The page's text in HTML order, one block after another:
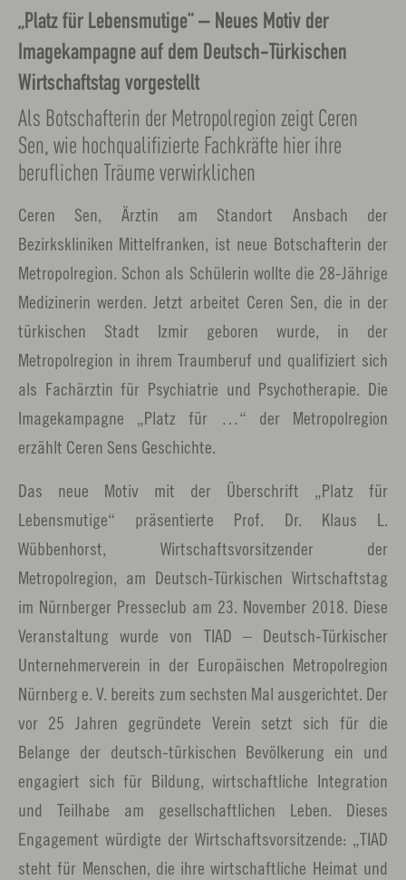
„Platz für Lebensmutige“ – Neues Motiv der
Imagekampagne auf dem Deutsch-Türkischen
Wirtschaftstag vorgestellt
Als Botschafterin der Metropolregion zeigt Ceren
Sen, wie hochqualifizierte Fachkräfte hier ihre
beruflichen Träume verwirklichen
Ceren Sen, Ärztin am Standort Ansbach der
Bezirkskliniken Mittelfranken, ist neue Botschafterin der
Metropolregion. Schon als Schülerin wollte die 28-Jährige
Medizinerin werden. Jetzt arbeitet Ceren Sen, die in der
türkischen Stadt Izmir geboren wurde, in der
Metropolregion in ihrem Traumberuf und qualifiziert sich
als Fachärztin für Psychiatrie und Psychotherapie. Die
Imagekampagne „Platz für …“ der Metropolregion
erzählt Ceren Sens Geschichte.
Das neue Motiv mit der Überschrift „Platz für
Lebensmutige“ präsentierte Prof. Dr. Klaus L.
Wübbenhorst, Wirtschaftsvorsitzender der
Metropolregion, am Deutsch-Türkischen Wirtschaftstag
im Nürnberger Presseclub am 23. November 2018. Diese
Veranstaltung wurde von TIAD – Deutsch-Türkischer
Unternehmerverein in der Europäischen Metropolregion
Nürnberg e. V. bereits zum sechsten Mal ausgerichtet. Der
vor 25 Jahren gegründete Verein setzt sich für die
Belange der deutsch-türkischen Bevölkerung ein und
engagiert sich für Bildung, wirtschaftliche Integration
und Teilhabe am gesellschaftlichen Leben. Dieses
Engagement würdigte der Wirtschaftsvorsitzende: „TIAD
steht für Menschen, die ihre wirtschaftliche Heimat und